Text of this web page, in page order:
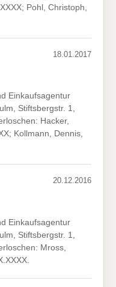
Pohl, Christoph,
18.01.2017
Einkaufsagentur
Stiftsbergstr. 1,
Hacker,
Kollmann, Dennis,
20.12.2016
Einkaufsagentur
Stiftsbergstr. 1,
Mross,